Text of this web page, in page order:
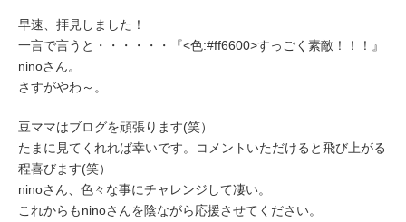
早速、拝見しました！
一言で言うと・・・・・・『<色:#ff6600>すっごく素敵！！！ 』
ninoさん。
さすがやわ～。
豆ママはブログを頑張ります(笑）
たまに見てくれれば幸いです。コメントいただけると飛び上がる
程喜びます(笑）
ninoさん、色々な事にチャレンジして凄い。
これからもninoさんを陰ながら応援させてください。